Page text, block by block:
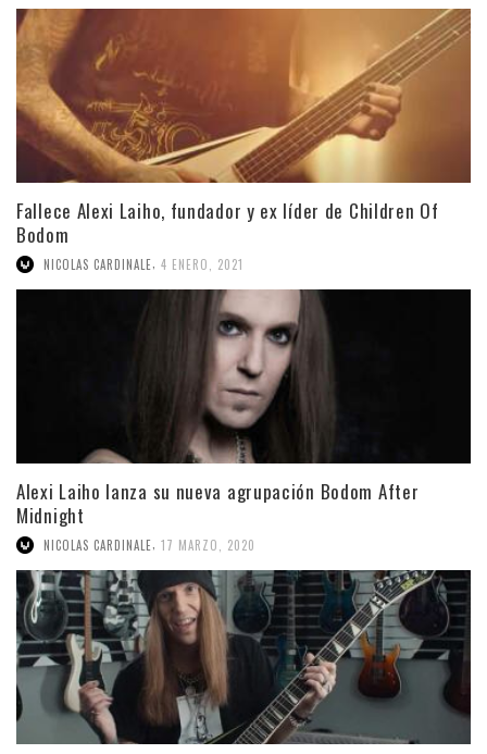
Fallece Alexi Laiho, fundador y ex líder de Children Of
Bodom
NICOLAS CARDINALE 4 ENERO, 2021
Alexi Laiho lanza su nueva agrupación Bodom After
Midnight
NICOLAS CARDINALE 17 MARZO, 2020